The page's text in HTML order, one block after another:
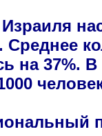
Израиля
Среднее
на 37%.